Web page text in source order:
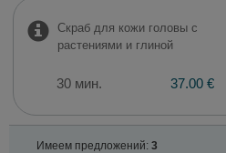
Скраб для кожи головы с
растениями и глиной
30 мин. 37.00 €
Имеем предложений: 3